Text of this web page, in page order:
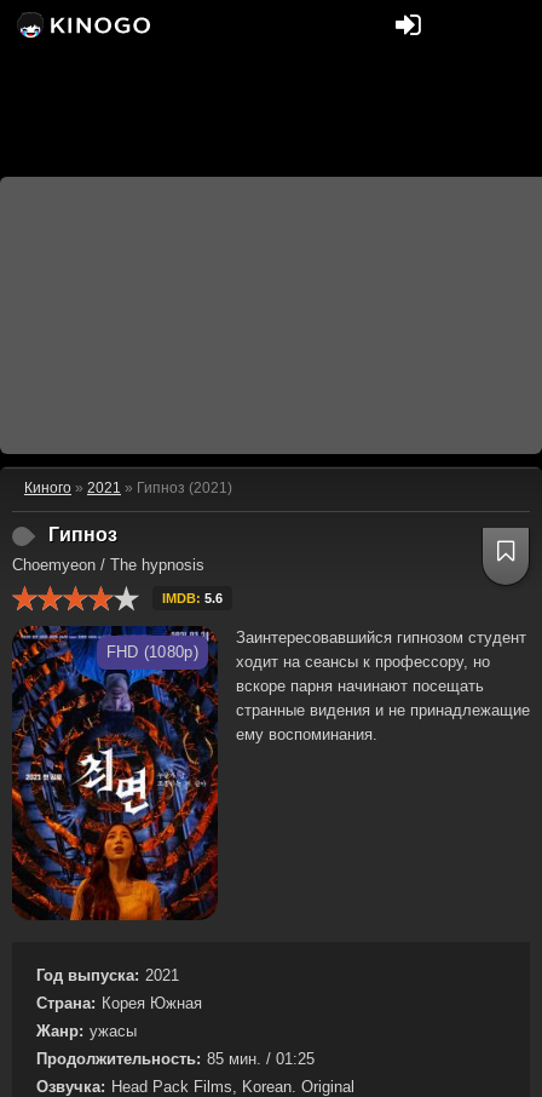
Киного » 2021 » Гипноз (2021)
Гипноз
Choemyeon / The hypnosis
IMDB: 5.6
FHD (1080p)
Заинтересовавшийся гипнозом студент
ходит на сеансы к профессору, но
вскоре парня начинают посещать
странные видения и не принадлежащие
ему воспоминания.
Год выпуска: 2021
Страна: Корея Южная
Жанр: ужасы
Продолжительность: 85 мин. / 01:25
Озвучка: Head Pack Films, Korean. Original